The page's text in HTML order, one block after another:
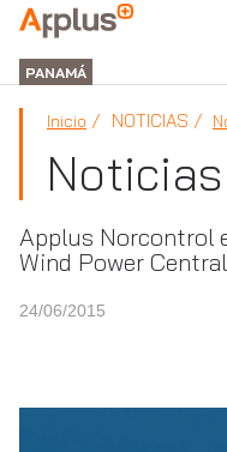
APPLUS+
GROUP
PANAMÁ
Inicio NOTICIAS
Noticias
Applus Norcontrol
Wind Power
24/06/2015